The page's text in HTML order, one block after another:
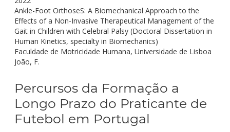
Ankle-Foot OrthoseS: A Biomechanical Approach to the
Effects of a Non-Invasive Therapeutical Management of the
Gait in Children with Celebral Palsy (Doctoral Dissertation in
Human Kinetics, specialty in Biomechanics)
Faculdade de Motricidade Humana, Universidade de Lisboa
João, F.
Percursos da Formação a
Longo Prazo do Praticante de
Futebol em Portugal